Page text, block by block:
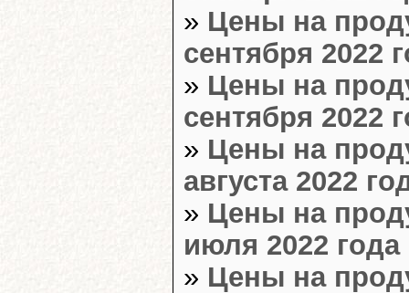
» Цены на
сентября 2022
» Цены на
сентября 2022
» Цены на
августа 2022
» Цены на
июля 2022 года
» Цены на